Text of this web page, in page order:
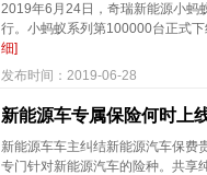
2019年6月24日，奇瑞新能源小蚂
行。小蚂蚁系列第100000台正式
细]
发布时间：2019-06-28
新能源车专属保险何时上
新能源车车主纠结新能源汽车保费
专门针对新能源汽车的险种。共享